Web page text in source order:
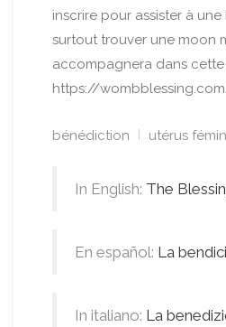
inscrire pour assister à
surtout trouver une moon
accompagnera dans
https://
bénédiction utérus
In English: The
En español: La
In italiano: La